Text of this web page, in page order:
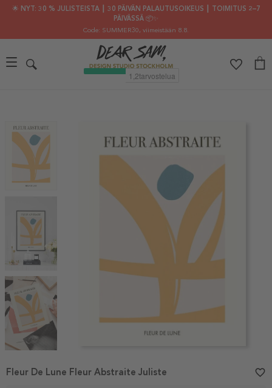
🌟 NYT: 30 % JULISTEISTA ┃ 30 PÄIVÄN PALAUTUSOIKEUS ┃ TOIMITUS 2–7
PÄIVÄSSÄ 📦✨
Code: SUMMER30, viimeistään 8.8.
1
Fleur De Lune Fleur Abstraite Juliste favorite_border